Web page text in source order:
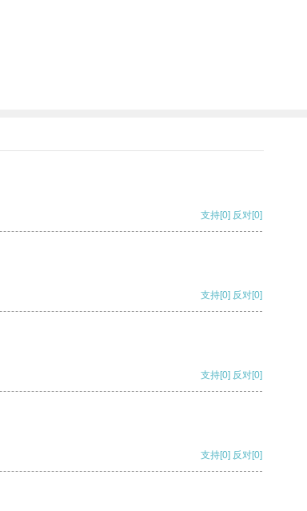
支持[0] 反对[0]
支持[0] 反对[0]
支持[0] 反对[0]
支持[0] 反对[0]